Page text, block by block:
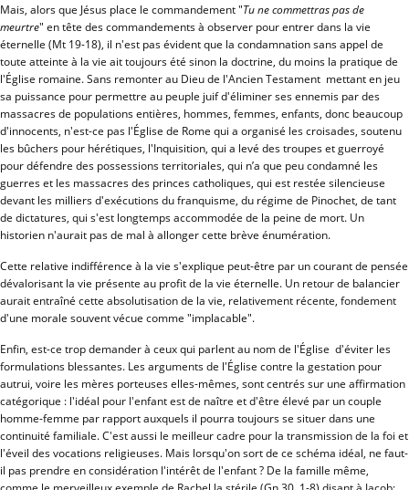
Mais, alors que Jésus place le commandement "Tu ne commettras pas de
meurtre" en tête des commandements à observer pour entrer dans la vie
éternelle (Mt 19-18), il n'est pas évident que la condamnation sans appel de
toute atteinte à la vie ait toujours été sinon la doctrine, du moins la pratique de
l'Église romaine. Sans remonter au Dieu de l'Ancien Testament mettant en jeu
sa puissance pour permettre au peuple juif d'éliminer ses ennemis par des
massacres de populations entières, hommes, femmes, enfants, donc beaucoup
d'innocents, n'est-ce pas l'Église de Rome qui a organisé les croisades, soutenu
les bûchers pour hérétiques, l'Inquisition, qui a levé des troupes et guerroyé
pour défendre des possessions territoriales, qui n’a que peu condamné les
guerres et les massacres des princes catholiques, qui est restée silencieuse
devant les milliers d'exécutions du franquisme, du régime de Pinochet, de tant
de dictatures, qui s'est longtemps accommodée de la peine de mort. Un
historien n'aurait pas de mal à allonger cette brève énumération.
Cette relative indifférence à la vie s'explique peut-être par un courant de pensée
dévalorisant la vie présente au profit de la vie éternelle. Un retour de balancier
aurait entraîné cette absolutisation de la vie, relativement récente, fondement
d'une morale souvent vécue comme "implacable".
Enfin, est-ce trop demander à ceux qui parlent au nom de l'Église d'éviter les
formulations blessantes. Les arguments de l'Église contre la gestation pour
autrui, voire les mères porteuses elles-mêmes, sont centrés sur une affirmation
catégorique : l'idéal pour l'enfant est de naître et d'être élevé par un couple
homme-femme par rapport auxquels il pourra toujours se situer dans une
continuité familiale. C'est aussi le meilleur cadre pour la transmission de la foi et
l'éveil des vocations religieuses. Mais lorsqu'on sort de ce schéma idéal, ne faut-
il pas prendre en considération l'intérêt de l'enfant ? De la famille même,